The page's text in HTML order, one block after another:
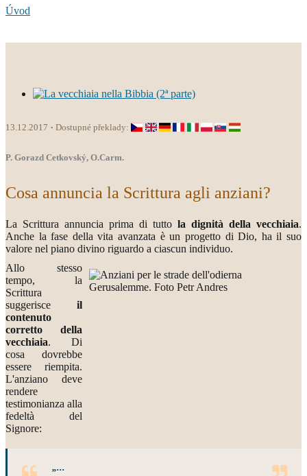
Úvod
13.12.2017 Dostupné překlady:
P. Gorazd Cetkovský, O.Carm.
Cosa annuncia la Scrittura agli anziani?
La Scrittura annuncia prima di tutto la dignità della vecchiaia.
Anche la fase della vita avanzata è un progetto di Dio, ha il suo
valore nel piano divino riguardo a ciascun individuo.
Allo stesso
tempo, la
Scrittura
suggerisce il
contenuto
corretto della
vecchiaia. Di
cosa dovrebbe
essere riempita.
L'anziano deve
rendere
testimonianza alla
fedeltà del
Signore:
„...